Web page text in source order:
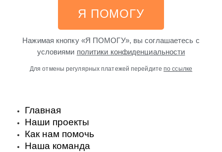
Я ПОМОГУ
Нажимая кнопку «Я ПОМОГУ», вы соглашаетесь с
условиями политики конфиденциальности
Для отмены регулярных платежей перейдитепо ссылке
Главная
Наши проекты
Как нам помочь
Наша команда